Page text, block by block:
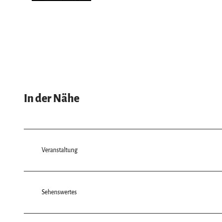
In der Nähe
Veranstaltung
Sehenswertes